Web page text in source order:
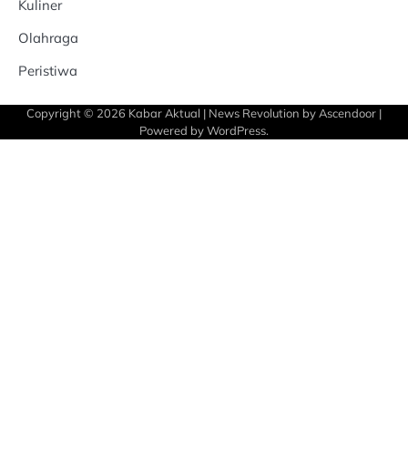
Kuliner
Olahraga
Peristiwa
Copyright © 2026 Kabar Aktual | News Revolution by Ascendoor |
Powered byWordPress.